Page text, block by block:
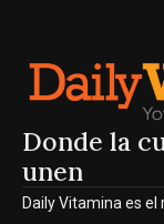
Donde la
unen
Daily Vitamina es